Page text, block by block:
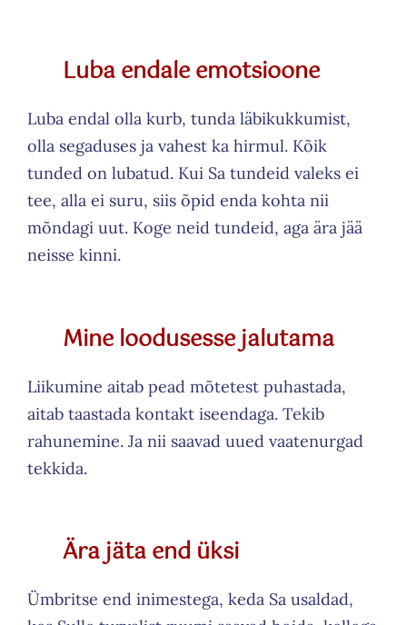
Luba endale emotsioone
Luba endal olla kurb, tunda läbikukkumist,
olla segaduses ja vahest ka hirmul. Kõik
tunded on lubatud. Kui Sa tundeid valeks ei
tee, alla ei suru, siis õpid enda kohta nii
mõndagi uut. Koge neid tundeid, aga ära jää
neisse kinni.
Mine loodusesse jalutama
Liikumine aitab pead mõtetest puhastada,
aitab taastada kontakt iseendaga. Tekib
rahunemine. Ja nii saavad uued vaatenurgad
tekkida.
Ära jäta end üksi
Ümbritse end inimestega, keda Sa usaldad,
Schedule a Class
The success of Yoga does not lie in the ability to
perform postures but in how it positively
changes the way we live our life and our
relationships.